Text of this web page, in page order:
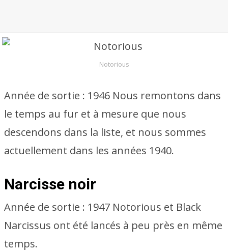
Notorious
Année de sortie : 1946 Nous remontons dans
le temps au fur et à mesure que nous
descendons dans la liste, et nous sommes
actuellement dans les années 1940.
Narcisse noir
Année de sortie : 1947 Notorious et Black
Narcissus ont été lancés à peu près en même
temps.